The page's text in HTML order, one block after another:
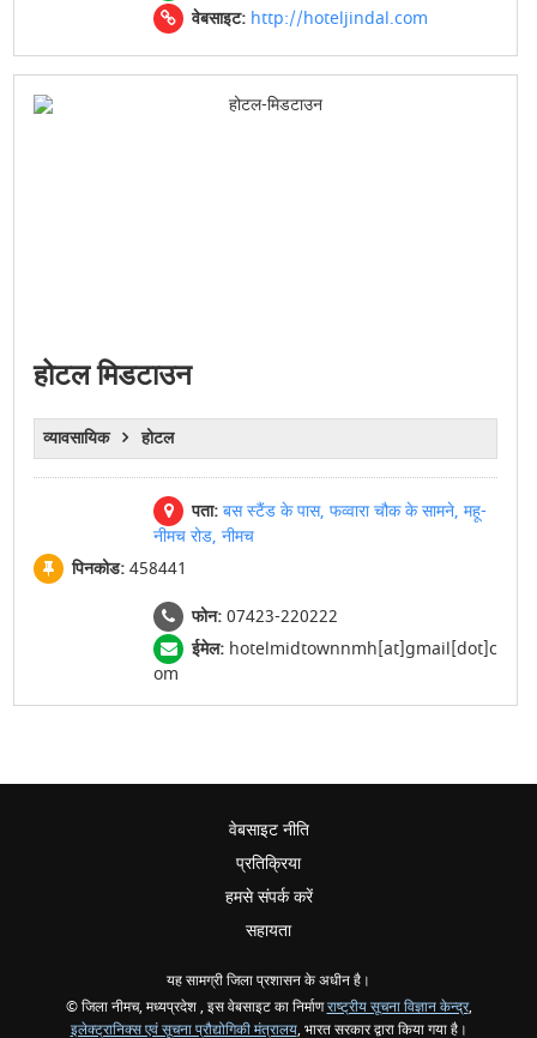
वेबसाइट: http://hoteljindal.com
होटल मिडटाउन
व्यावसायिक होटल
पता: बस स्टैंड के पास, फव्वारा चौक के सामने, महू-
नीमच रोड, नीमच
पिनकोड:458441
फोन:07423-220222
ईमेल: hotelmidtownnmh[at]gmail[dot]c
om
वेबसाइट नीति
प्रतिक्रिया
हमसे संपर्क करें
सहायता
यह सामग्री जिला प्रशासन के अधीन है।
© जिला नीमच, मध्यप्रदेश , इस वेबसाइट का निर्माणराष्ट्रीय सूचना विज्ञान केन्द्र,
इलेक्ट्रानिक्स एवं सूचना प्रौद्योगिकी मंत्रालय, भारत सरकार द्वारा किया गया है।